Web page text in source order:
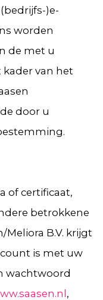
)e-
worden
de met u
van het
door u
of certificaat,
betrokkene
B.V. krijgt
is met uw
wachtwoord
,